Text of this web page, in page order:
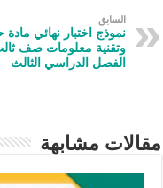
k
A
p
السابق
نموذج اختبار نهائي
وتقنية معلومات صف
الفصل الدراسي الثالث
مقالات مشابهة